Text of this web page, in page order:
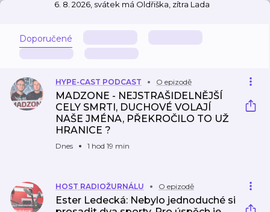
6. 8. 2026, svátek má Oldřiška, zítra Lada
Doporučené
HYPE-CAST PODCAST O epizodě
MADZONE - NEJSTRAŠIDELNĚJŠÍ
CELY SMRTI, DUCHOVÉ VOLAJÍ
NAŠE JMÉNA, PŘEKROČILO TO UŽ
HRANICE ?
Dnes 1 hod 19 min
HOST RADIOŽURNÁLU O epizodě
Ester Ledecká: Nebylo jednoduché si